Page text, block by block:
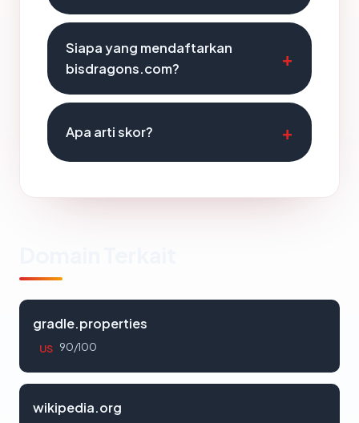
Siapa yang mendaftarkan
bisdragons.com?
Apa arti skor?
gradle.properties
US 90/100
wikipedia.org